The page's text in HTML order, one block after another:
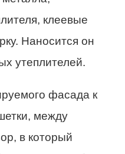
клеевые
Наносится он
утеплителей.
фасада к
между
в который